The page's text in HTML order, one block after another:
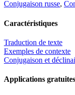
Conjugaison russe,
Caractéristiques
Traduction de texte
Exemples de contexte
Conjugaison et
Applications gratuites